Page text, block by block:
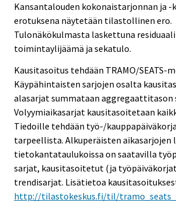
Kansantalouden kokonaistarjonnan ja -
erotuksena näytetään tilastollinen ero.
Tulonäkökulmasta laskettuna
toimintaylijäämä ja sekatulo.
Kausitasoitus tehdään TRAMO/SEATS-
Käypähintaisten sarjojen osalta
alasarjat summataan aggregaattitason
Volyymiaikasarjat kausitasoitetaan
Tiedoille tehdään työ-/
tarpeellista. Alkuperäisten aikasarjojen
tietokantataulukoissa on saatavilla
sarjat, kausitasoitetut (ja
trendisarjat. Lisätietoa
http://tilastokeskus.fi/til/